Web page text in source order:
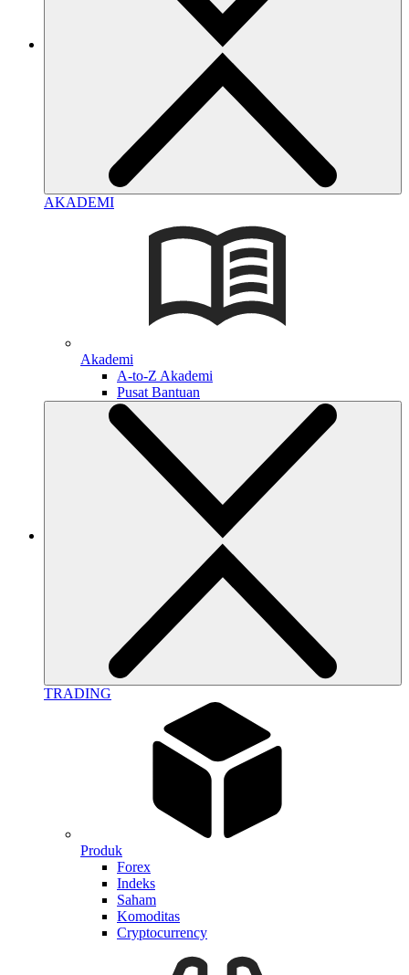
AKADEMI
Akademi
A-to-Z Akademi
Pusat Bantuan
TRADING
Produk
Forex
Indeks
Saham
Komoditas
Cryptocurrency